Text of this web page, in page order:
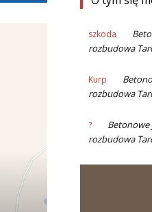
szkoda
rozbudowa
Kurp
rozbudowa
?NA Betonowe
rozbudowa